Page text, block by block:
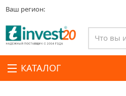
Ваш регион:
КАТАЛОГ